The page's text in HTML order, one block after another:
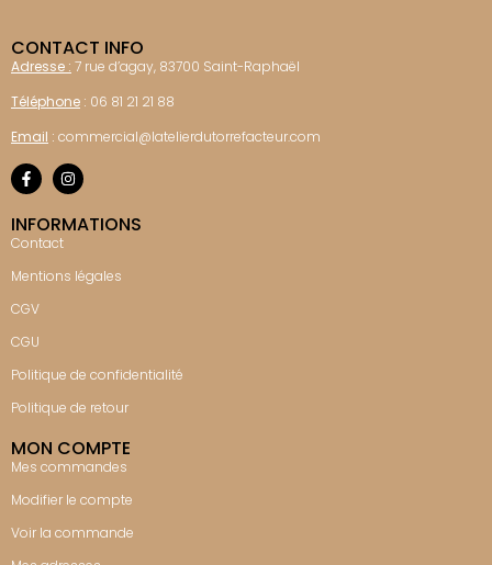
CONTACT INFO
Adresse : 7 rue d’agay, 83700 Saint-Raphaël
Téléphone : 06 81 21 21 88
Email : commercial@latelierdutorrefacteur.com
INFORMATIONS
Contact
Mentions légales
CGV
CGU
Politique de confidentialité
Politique de retour
MON COMPTE
Mes commandes
Modifier le compte
Voir la commande